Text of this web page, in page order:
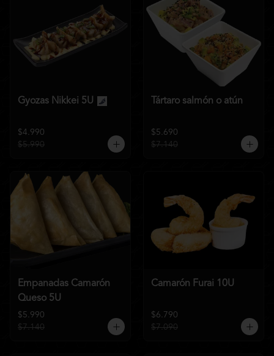
Gyozas Nikkei 5U
$4.990
$5.990
Tártaro salmón o atún
$5.690
$7.140
Empanadas Camarón
Queso 5U
$5.990
$7.140
Camarón Furai 10U
$6.790
$7.090